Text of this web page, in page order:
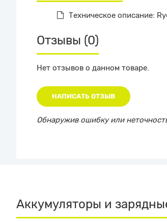
Техническое описание:
Отзывы (0)
Нет отзывов о данном товаре.
НАПИСАТЬ ОТЗЫВ
Обнаружив ошибку или
Аккумуляторы и